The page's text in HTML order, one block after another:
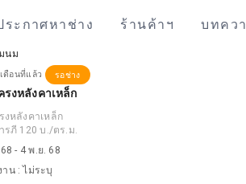
ระกาศหาช่าง ร้านค้าฯ บทคว
นิ่ม
ดือนที่แล้ว รอช่าง
รงหลังคาเหล็ก
งหลังคาเหล็ก
รภี 120 บ./ตร.ม.
- 4 พ.ย. 68
าน :ไม่ระบุ